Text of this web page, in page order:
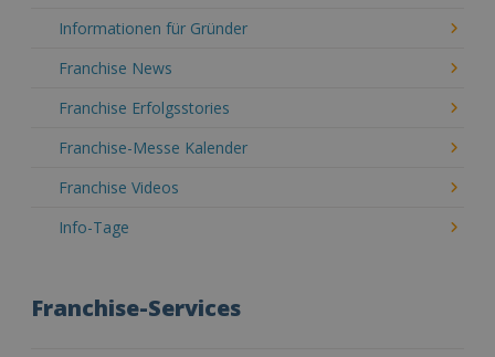
Informationen für Gründer
Franchise News
Franchise Erfolgsstories
Franchise-Messe Kalender
Franchise Videos
Info-Tage
Franchise-Services